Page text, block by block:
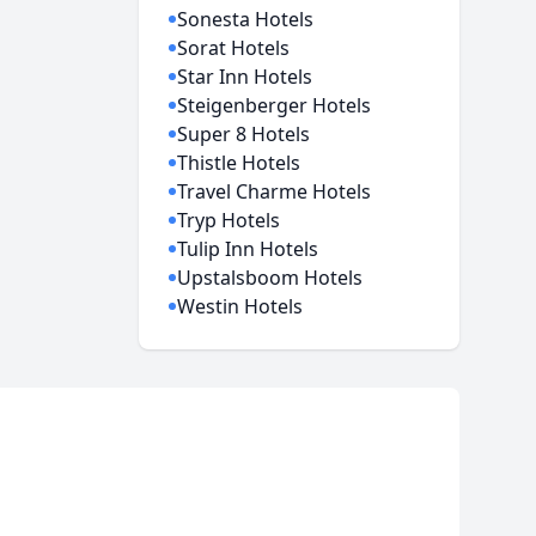
Sonesta Hotels
Sorat Hotels
Star Inn Hotels
Steigenberger Hotels
Super 8 Hotels
Thistle Hotels
Travel Charme Hotels
Tryp Hotels
Tulip Inn Hotels
Upstalsboom Hotels
Westin Hotels